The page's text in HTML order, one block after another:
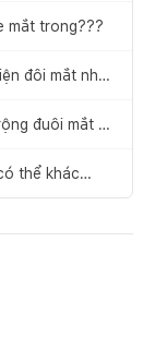
mắt trong???
đôi mắt nhỏ
đuôi mắt và
thể khác